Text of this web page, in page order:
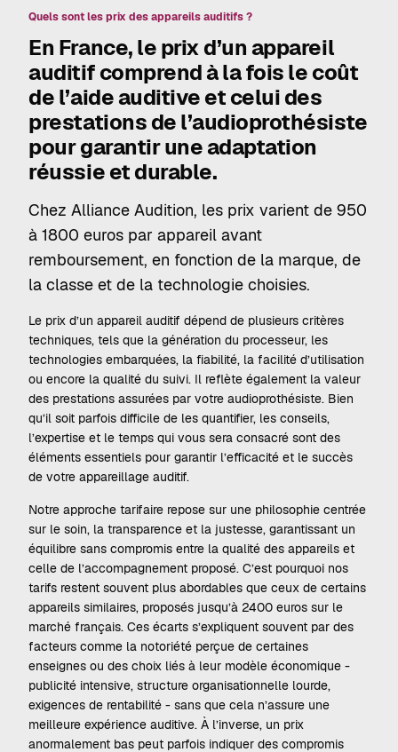
Quels sont les prix des appareils auditifs ?
En France, leprix d’un appareil
auditifcomprend à la fois le coût
de l’aide auditive et celui des
prestations de l’audioprothésiste
pour garantir une adaptation
réussie et durable.
Chez Alliance Audition, les prix varient de 950
à 1800 euros par appareil avant
remboursement, en fonction de la marque, de
la classe et de la technologie choisies.
Le prix d’un appareil auditif dépend de plusieurs critères
techniques, tels que la génération du processeur, les
technologies embarquées, la fiabilité, la facilité d’utilisation
ou encore la qualité du suivi. Il reflète également la valeur
des prestations assurées par votre audioprothésiste. Bien
qu’il soit parfois difficile de les quantifier, les conseils,
l’expertise et le temps qui vous sera consacré sont des
éléments essentiels pour garantir l’efficacité et le succès
de votre appareillage auditif.
Notre approche tarifaire repose sur une philosophie centrée
sur le soin, la transparence et la justesse, garantissant un
équilibre sans compromis entre la qualité des appareils et
celle de l’accompagnement proposé. C’est pourquoi nos
tarifs restent souvent plus abordables que ceux de certains
appareils similaires, proposés jusqu’à 2400 euros sur le
marché français. Ces écarts s’expliquent souvent par des
facteurs comme la notoriété perçue de certaines
enseignes ou des choix liés à leur modèle économique -
publicité intensive, structure organisationnelle lourde,
exigences de rentabilité - sans que cela n’assure une
meilleure expérience auditive. À l’inverse, un prix
anormalement bas peut parfois indiquer des compromis